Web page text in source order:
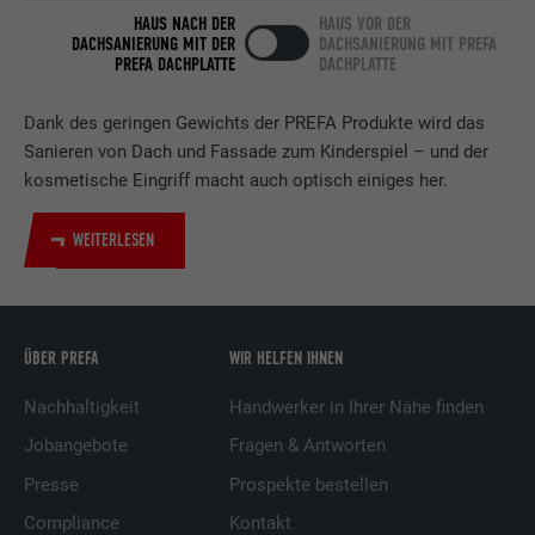
Dank des geringen Gewichts der PREFA Produkte wird das
Sanieren von Dach und Fassade zum Kinderspiel – und der
kosmetische Eingriff macht auch optisch einiges her.
WEITERLESEN
HAUS NACH DER
DACHSANIERUNG MIT DER
PREFA DACHPLATTE
HAUS VOR DER
DACHSANIERUNG MIT PREFA
DACHPLATTE
ÜBER PREFA
Nachhaltigkeit
Jobangebote
Presse
Compliance
WIR HELFEN IHNEN
Handwerker in Ihrer Nähe finden
Fragen & Antworten
Prospekte bestellen
Kontakt
Zweck
LinkedIn für die Verfolgung der
Verwendung von eingebetteten
Name bscookie
Anbieter LinkedIn
Laufzeit 2 Jahre
Zweck
LinkedIn für die Verfolgung der
Dienstleistungen.
Name UserMatchHistory